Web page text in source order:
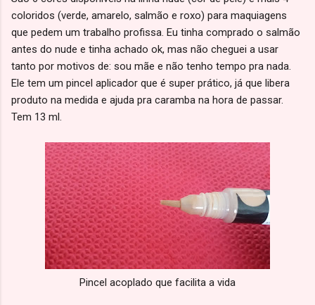
coloridos (verde, amarelo, salmão e roxo) para maquiagens
que pedem um trabalho profissa. Eu tinha comprado o salmão
antes do nude e tinha achado ok, mas não cheguei a usar
tanto por motivos de: sou mãe e não tenho tempo pra nada.
Ele tem um pincel aplicador que é super prático, já que libera
produto na medida e ajuda pra caramba na hora de passar.
Tem 13 ml.
Pincel acoplado que facilita a vida